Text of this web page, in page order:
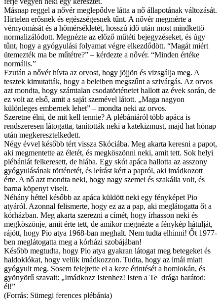
Másnap reggel a nővér meglepődve látta a nő állapotának változását.
Hirtelen erősnek és egészségesnek tűnt. A nővér megmérte a
vérnyomását és a hőmérsékletét, hosszú idő után most mindkettő
normalizálódott. Megnézte az előző műtéti bejegyzéseket, és úgy
tűnt, hogy a gyógyulási folyamat végre elkezdődött. “Magát miért
ütemezték ma be műtétre?” – kérdezte a nővér. “Minden értéke
normális.”
Ezután a nővér hívta az orvost, hogy jöjjön és vizsgálja meg. A
tesztek kimutatták, hogy a beleiben megszűnt a szivárgás. Az orvos
azt mondta, hogy számtalan csodatörténetet hallott az évek során, de
ez volt az első, amit a saját szemével látott. „Maga nagyon
különleges embernek lehet” – mondta neki az orvos.
Szeretne élni, de mit kell tennie? A plébániáról több apáca is
rendszeresen látogatta, tanították neki a katekizmust, majd hat hónap
után megkeresztelkedett.
Négy évvel később tért vissza Skóciába. Meg akarta keresni a papot,
aki megmentette az életét, és megköszönni neki, amit tett. Sok helyi
plébániát felkeresett, de hiába. Egy skót apáca hallotta az asszony
gyógyulásának történetét, és leírást kért a papról, aki imádkozott
érte. A nő azt mondta neki, hogy nagy szemei és szakálla volt, és
barna köpenyt viselt.
Néhány héttel később az apáca küldött neki egy fényképet Pio
atyáról. Azonnal felismerte, hogy ez az a pap, aki meglátogatta őt a
kórházban. Meg akarta szerezni a címét, hogy írhasson neki és
megköszönje, amit érte tett, de amikor megnézte a fénykép hátulját,
rájött, hogy Pio atya 1968-ban meghalt. Nem tudta elhinni! Őt 1977-
ben meglátogatta meg a kórházi szobájában!
Később megtudta, hogy Pio atya gyakran látogat meg betegeket és
haldoklókat, hogy velük imádkozzon. Tudta, hogy az imái miatt
gyógyult meg. Sosem felejtette el a keze érintését a homlokán, és
gyönyörű szavait: „Imádkozz Istenhez! Isten a Te drága barátod:
él!”
(Forrás: Sümegi ferences plébánia)